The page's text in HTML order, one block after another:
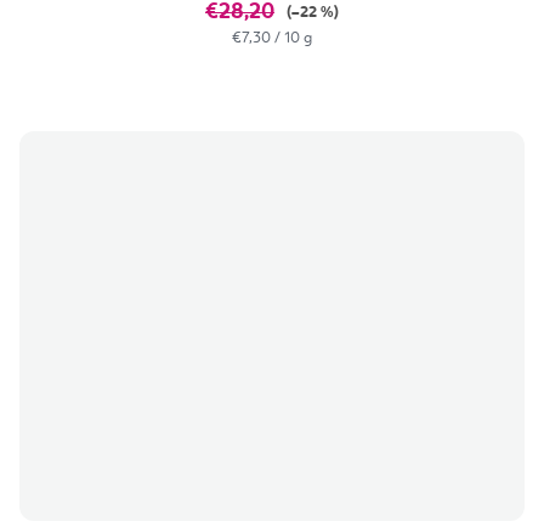
€28,20
(–22 %)
Izračunaj
€7,30 / 10 g